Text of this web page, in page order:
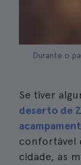
Durante o
Se tiver
deserto de
confortável
cidade, as